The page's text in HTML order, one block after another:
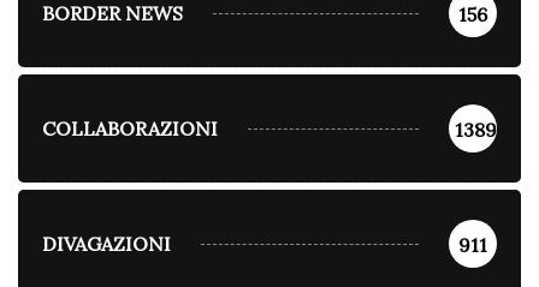
BORDER NEWS 156
COLLABORAZIONI 1389
DIVAGAZIONI 911